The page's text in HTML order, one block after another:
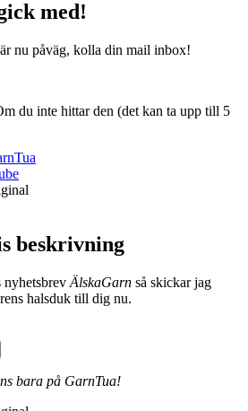
med!
nu påväg, kolla din mail inbox!
du inte hittar den (det kan ta upp till 5
beskrivning
nyhetsbrev ÄlskaGarn så skickar jag
halsduk till dig nu.
bara på GarnTua!